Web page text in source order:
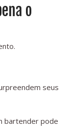
o
seus
bartender pode